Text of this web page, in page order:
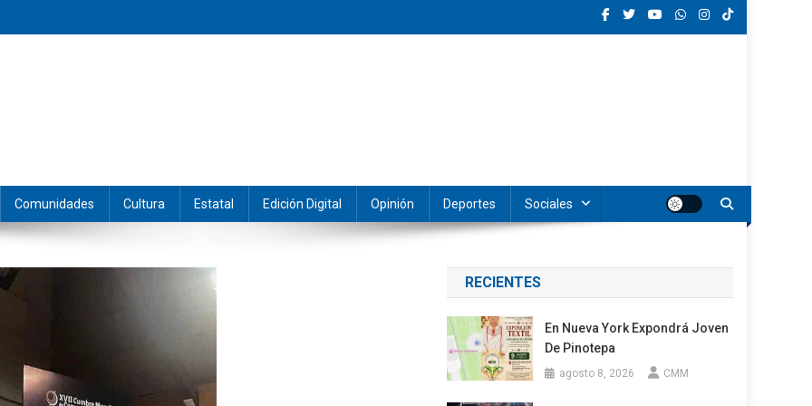
Comunidades Cultura Estatal Edición Digital Opinión Deportes Sociales
RECIENTES
En Nueva York Expondrá Joven
De Pinotepa
agosto 8, 2026 CMM